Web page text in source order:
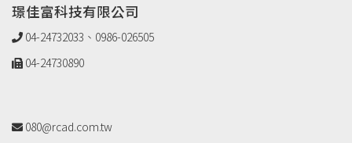
璟佳富科技有限公司
04-24732033、0986-026505
04-24730890
080@rcad.com.tw